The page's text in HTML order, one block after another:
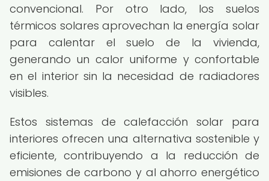
convencional. Por otro lado, los suelos
térmicos solares aprovechan la energía solar
para calentar el suelo de la vivienda,
generando un calor uniforme y confortable
en el interior sin la necesidad de radiadores
visibles.
Estos sistemas de calefacción solar para
interiores ofrecen una alternativa sostenible y
eficiente, contribuyendo a la reducción de
emisiones de carbono y al ahorro energético